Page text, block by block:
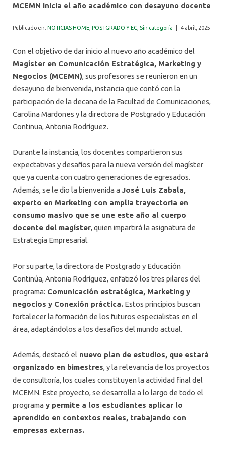
MCEMN inicia el año académico con desayuno docente
Publicado en: NOTICIAS HOME POSTGRADO Y EC Sin categoría 4 abril, 2025
Con el objetivo de dar inicio al nuevo año académico del
Magíster en Comunicación Estratégica, Marketing y
Negocios (MCEMN), sus profesores se reunieron en un
desayuno de bienvenida, instancia que contó con la
participación de la decana de la Facultad de Comunicaciones,
Carolina Mardones y la directora de Postgrado y Educación
Continua, Antonia Rodríguez.
Durante la instancia, los docentes compartieron sus
expectativas y desafíos para la nueva versión del magíster
que ya cuenta con cuatro generaciones de egresados.
Además, se le dio la bienvenida a José Luis Zabala,
experto en Marketing con amplia trayectoria en
consumo masivo que se une este año al cuerpo
docente del magíster, quien impartirá la asignatura de
Estrategia Empresarial.
Por su parte, la directora de Postgrado y Educación
Continúa, Antonia Rodríguez, enfatizó los tres pilares del
programa: Comunicación estratégica, Marketing y
negocios y Conexión práctica. Estos principios buscan
fortalecer la formación de los futuros especialistas en el
área, adaptándolos a los desafíos del mundo actual.
Además, destacó el nuevo plan de estudios, que estará
organizado en bimestres, y la relevancia de los proyectos
de consultoría, los cuales constituyen la actividad final del
MCEMN. Este proyecto, se desarrolla a lo largo de todo el
programa y permite a los estudiantes aplicar lo
aprendido en contextos reales, trabajando con
empresas externas.